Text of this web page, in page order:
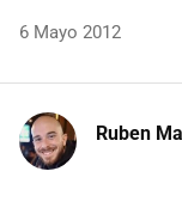
6 Mayo 2012
Ruben